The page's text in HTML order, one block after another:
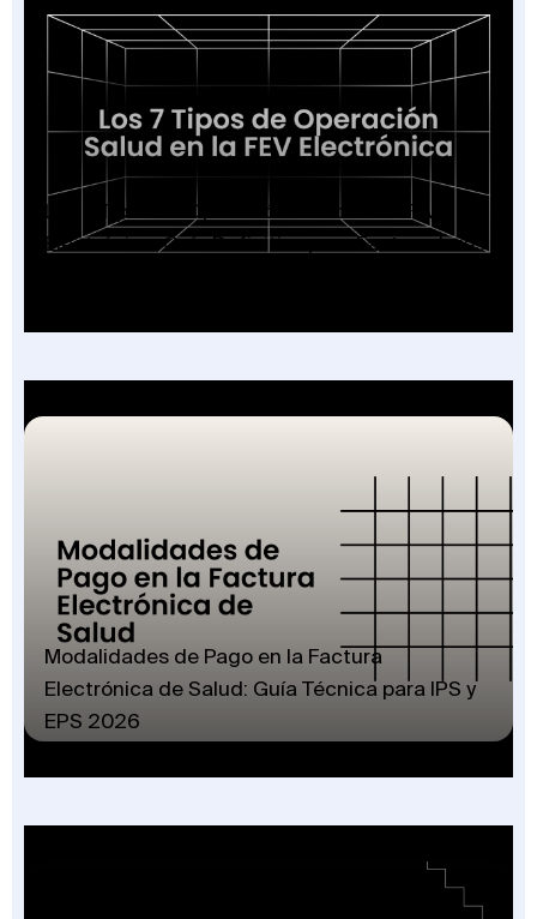
Los 7 Tipos de Operación Salud en la FEV
Electrónica: Guía Definitiva para Facturadores
Modalidades de Pago en la Factura
Electrónica de Salud: Guía Técnica para IPS y
EPS 2026